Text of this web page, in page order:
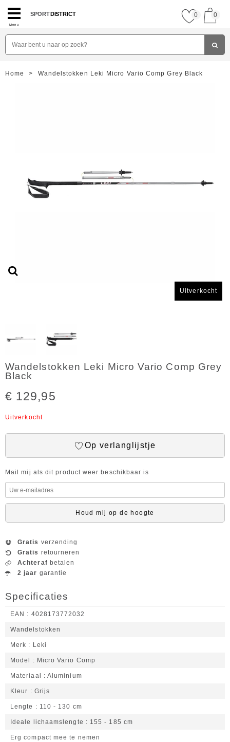
Menu
SPORTDISTRICT 0 0
Home > Wandelstokken Leki Micro Vario Comp Grey Black
Uitverkocht
Wandelstokken Leki Micro Vario Comp Grey
Black
€ 129,95
Uitverkocht
Op verlanglijstje
Mail mij als dit product weer beschikbaar is
Houd mij op de hoogte
Gratis verzending
Gratis retourneren
Achteraf betalen
2 jaar garantie
Specificaties
EAN 4028173772032
Wandelstokken
Merk Leki
Model Micro Vario Comp
Materiaal Aluminium
Kleur Grijs
Lengte 110 - 130 cm
Ideale lichaamslengte 155 - 185 cm
Erg compact mee te nemen